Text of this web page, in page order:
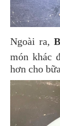
Ngoài ra,
món khác
hơn cho